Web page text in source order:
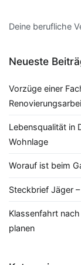
Deine berufliche
Neueste
Vorzüge einer
Lebensqualität in
Wohnlage
Worauf ist beim
Steckbrief Jäger
Klassenfahrt
planen